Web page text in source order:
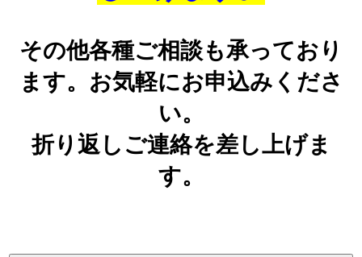
日本酒を知る
日本酒を学ぶ
日本酒に合う料理
Event
その他各種ご相談も承っており
ます。お気軽にお申込みくださ
い。
折り返しご連絡を差し上げま
す。